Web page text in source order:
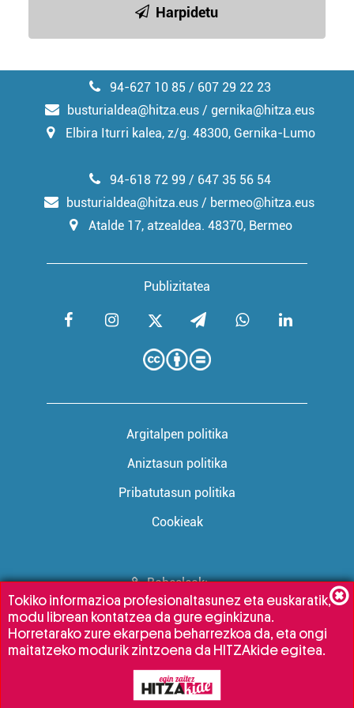
Harpidetu
94-627 10 85 / 607 29 22 23
busturialdea@hitza.eus / gernika@hitza.eus
Elbira Iturri kalea, z/g. 48300, Gernika-Lumo
Publizitatea
94-618 72 99 / 647 35 56 54
busturialdea@hitza.eus / bermeo@hitza.eus
Atalde 17, atzealdea. 48370, Bermeo
Argitalpen politika
Aniztasun politika
Pribatutasun politika
Cookieak
Babesleak:
Tokiko informazioa profesionaltasunez eta euskaratik,
modu librean kontatzea da gure eginkizuna.
Horretarako zure ekarpena beharrezkoa da, eta ongi
maitatzeko modurik zintzoena da HITZAkide egitea.